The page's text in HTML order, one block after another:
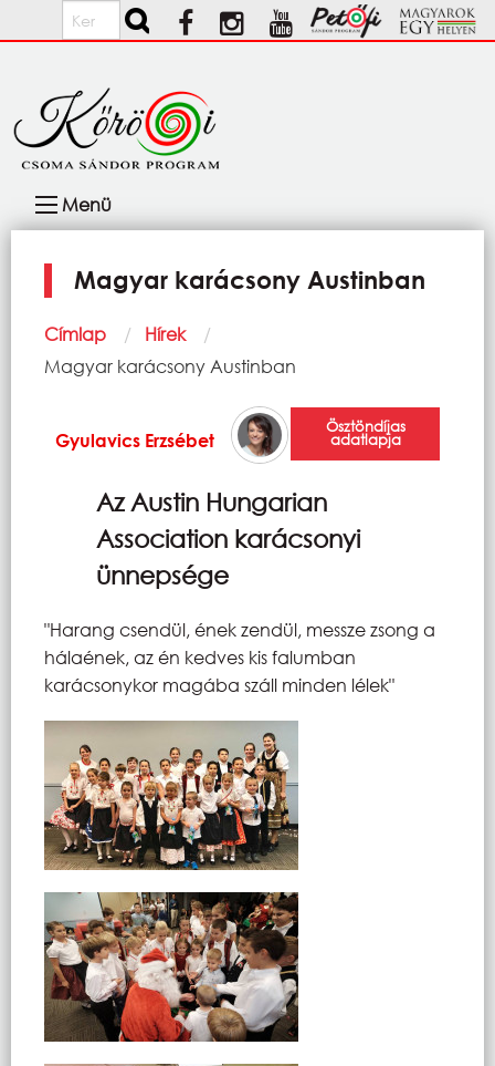
Ugrás a tartalomra
Keresés
navigáció
Menü
Magyar karácsony Austinban
Morzsa
Címlap
Hírek
Current:
Magyar karácsony Austinban
Gyulavics Erzsébet
Ösztöndíjas
adatlapja
Az Austin Hungarian
Association karácsonyi
ünnepsége
"Harang csendül, ének zendül, messze zsong a
hálaének, az én kedves kis falumban
karácsonykor magába száll minden lélek"